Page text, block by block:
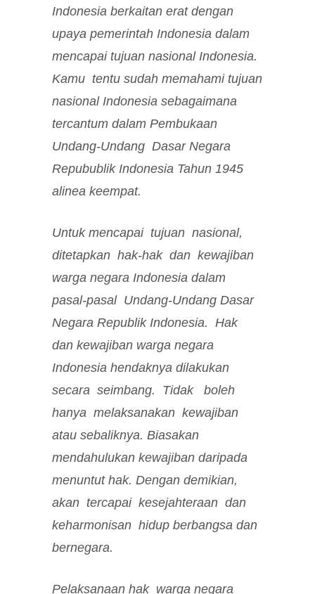
Indonesia berkaitan erat dengan
upaya pemerintah Indonesia dalam
mencapai tujuan nasional Indonesia.
Kamu tentu sudah memahami tujuan
nasional Indonesia sebagaimana
tercantum dalam Pembukaan
Undang-Undang Dasar Negara
Repubublik Indonesia Tahun 1945
alinea keempat.
Untuk mencapai tujuan nasional,
ditetapkan hak-hak dan kewajiban
warga negara Indonesia dalam
pasal-pasal Undang-Undang Dasar
Negara Republik Indonesia. Hak
dan kewajiban warga negara
Indonesia hendaknya dilakukan
secara seimbang. Tidak boleh
hanya melaksanakan kewajiban
atau sebaliknya. Biasakan
mendahulukan kewajiban daripada
menuntut hak. Dengan demikian,
akan tercapai kesejahteraan dan
keharmonisan hidup berbangsa dan
bernegara.
Pelaksanaan hak warga negara